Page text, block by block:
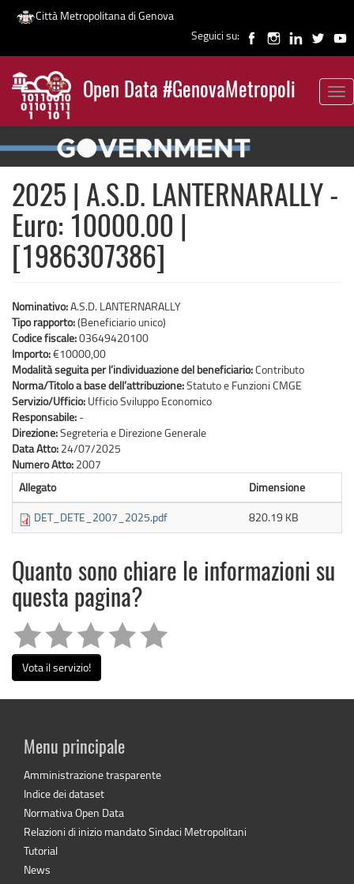
Salta
contenuto
principale
Città Metropolitana di Genova
Seguici su:
Open Data #GenovaMetropoli
News
2025 | A.S.D. LANTERNARALLY -
Euro: 10000.00 |
[1986307386]
Nominativo:A.S.D. LANTERNARALLY
Tipo rapporto:(Beneficiario unico)
Codice fiscale:03649420100
Importo:€10000,00
Modalità seguita per l’individuazione del beneficiario:Contributo
Norma/Titolo a base dell’attribuzione:Statuto e Funzioni CMGE
Servizio/Ufficio: Ufficio Sviluppo Economico
Responsabile: -
Direzione:Segreteria e Direzione Generale
Data Atto: 24/07/2025
Numero Atto: 2007
Allegato
Dimensione
DET_DETE_2007_2025.pdf
820.19 KB
Quanto sono chiare le informazioni su
questa pagina?
Vota il servizio!
Menu principale
Amministrazione trasparente
Indice dei dataset
Normativa Open Data
Relazioni di inizio mandato Sindaci Metropolitani
Tutorial
News